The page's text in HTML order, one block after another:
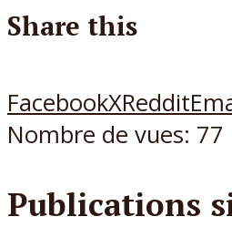
Share this
FacebookXReddit
Nombre de vues: 77
Publications